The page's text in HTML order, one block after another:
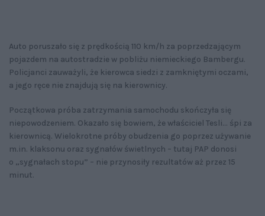
Auto poruszało się z prędkością 110 km/h za poprzedzającym
pojazdem na autostradzie w pobliżu niemieckiego Bambergu.
Policjanci zauważyli, że kierowca siedzi z zamkniętymi oczami,
a jego ręce nie znajdują się na kierownicy.
Początkowa próba zatrzymania samochodu skończyła się
niepowodzeniem. Okazało się bowiem, że właściciel Tesli... śpi za
kierownicą. Wielokrotne próby obudzenia go poprzez używanie
m.in. klaksonu oraz sygnałów świetlnych – tutaj PAP donosi
o „sygnałach stopu” – nie przynosiły rezultatów aż przez 15
minut.